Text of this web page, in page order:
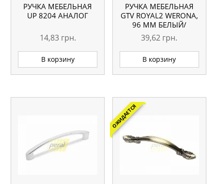
РУЧКА МЕБЕЛЬНАЯ
UP 8204 АНАЛОГ
14,83 грн.
В корзину
РУЧКА МЕБЕЛЬНАЯ
GTV ROYAL2 WERONA,
96 ММ БЕЛЫЙ/
ЗОЛОТО
39,62 грн.
В корзину
ОЖИДАЕТСЯ